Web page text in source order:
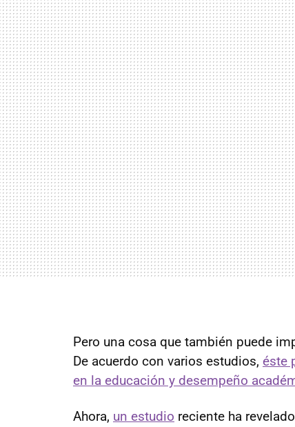
Pero una cosa que también puede
De acuerdo con varios estudios, éste
en la educación y desempeño
Ahora, un estudio reciente ha